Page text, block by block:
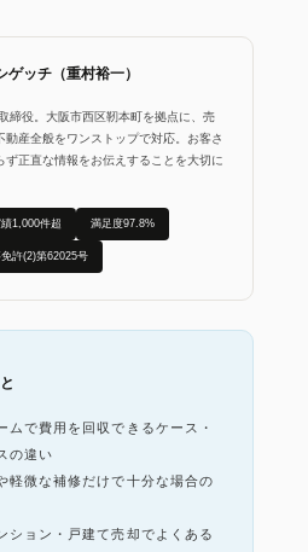
ゲッチ（重村裕一）
締役。大阪市西区靭本町を拠点に、売
動産全般をワンストップで対応。お客さ
ず正直な情報をお伝えすることを大切に
1,000件超 満足度97.8%
許(2)第62025号
ムで費用を回収できるケース・
の違い
軽微な補修だけで十分な場合の
ション・戸建て売却でよくある